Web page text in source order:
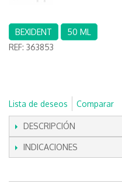
BEXIDENT
50 ML
REF: 363853
Lista de deseos Comparar
DESCRIPCIÓN
INDICACIONES